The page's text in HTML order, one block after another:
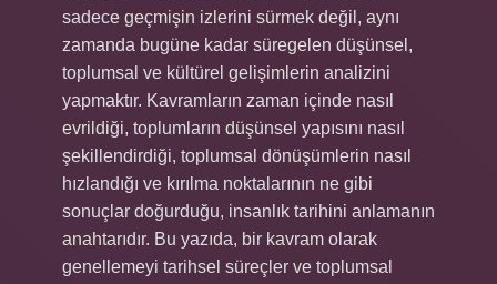
sadece geçmişin izlerini sürmek değil, aynı
zamanda bugüne kadar süregelen düşünsel,
toplumsal ve kültürel gelişimlerin analizini
yapmaktır. Kavramların zaman içinde nasıl
evrildiği, toplumların düşünsel yapısını nasıl
şekillendirdiği, toplumsal dönüşümlerin nasıl
hızlandığı ve kırılma noktalarının ne gibi
sonuçlar doğurduğu, insanlık tarihini anlamanın
anahtarıdır. Bu yazıda, bir kavram olarak
genellemeyi tarihsel süreçler ve toplumsal